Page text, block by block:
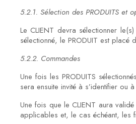
5.2.1. Sélection des PRODUITS et
Le CLIENT devra sélectionner
sélectionné, le PRODUIT est placé
5.2.2. Commandes
Une fois les PRODUITS
sera ensuite invité à s’identifier ou à
Une fois que le CLIENT aura
applicables et, le cas échéant, les